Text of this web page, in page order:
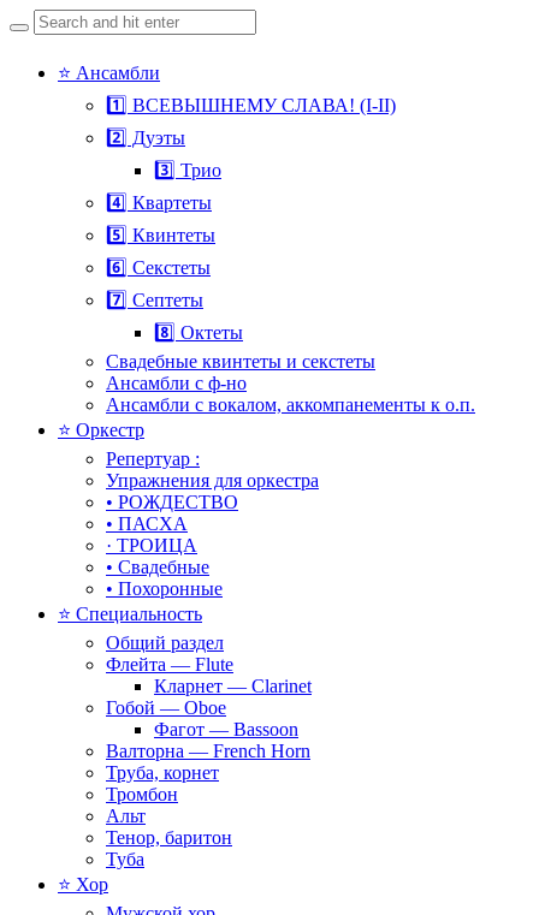
Search
for:
Skip
⭐ Ансамбли
1️⃣ ВСЕВЫШНЕМУ СЛАВА! (I-II)
2️⃣ Дуэты
3️⃣ Трио
4️⃣ Квартеты
5️⃣ Квинтеты
6️⃣ Секстеты
7️⃣ Септеты
8️⃣ Октеты
Свадебные квинтеты и секстеты
Ансамбли с ф-но
Ансамбли с вокалом, аккомпанементы к о.п.
⭐ Оркестр
Репертуар :
Упражнения для оркестра
• РОЖДЕСТВО
• ПАСХА
· ТРОИЦА
• Свадебные
• Похоронные
⭐ Специальность
Общий раздел
Флейта — Flute
Кларнет — Clarinet
Гобой — Oboe
Фагот — Bassoon
Валторна — French Horn
Труба, корнет
Тромбон
Альт
Тенор, баритон
Туба
⭐ Хор